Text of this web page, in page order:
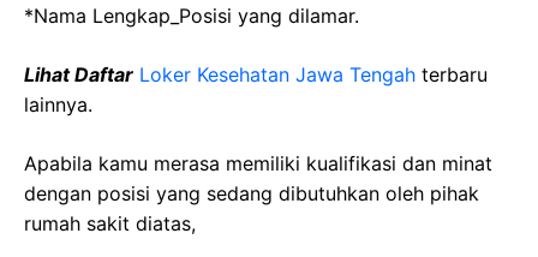
*Nama Lengkap_Posisi yang dilamar.
Lihat Daftar Loker Kesehatan Jawa Tengah terbaru
lainnya.
Apabila kamu merasa memiliki kualifikasi dan minat
dengan posisi yang sedang dibutuhkan oleh pihak
rumah sakit diatas,